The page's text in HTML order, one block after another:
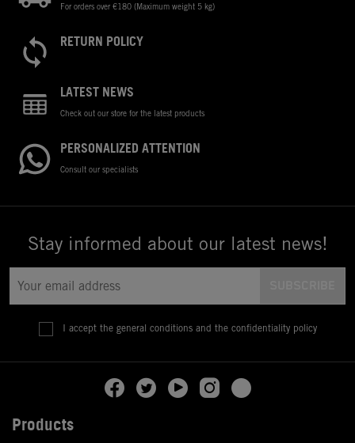
For orders over €180 (Maximum weight 5 kg)
RETURN POLICY
LATEST NEWS
Check out our store for the latest products
PERSONALIZED ATTENTION
Consult our specialists
Stay informed about our latest news!
I accept the general conditions and the confidentiality policy
Products